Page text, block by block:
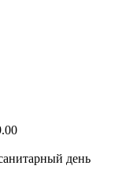
день